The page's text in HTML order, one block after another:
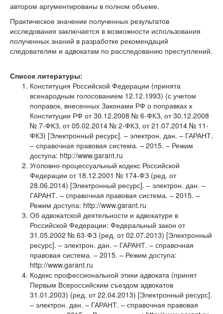
автором аргументированы в полном объеме.
Практическое значение полученных результатов
исследования заключается в возможности использования
полученных знаний в разработке рекомендаций
следователям и адвокатам по расследованию преступлений.
Список литературы:
Конституция Российской Федерации (принята
всенародным голосованием 12.12.1993) (с учетом
поправок, внесенных Законами РФ о поправках к
Конституции РФ от 30.12.2008 № 6-ФКЗ, от 30.12.2008
№ 7-ФКЗ, от 05.02.2014 № 2-ФКЗ, от 21.07.2014 № 11-
ФКЗ) [Электронный ресурс]. – электрон. дан. – ГАРАНТ.
– справочная правовая система. – 2015. – Режим
доступа: http://www.garant.ru
Уголовно-процессуальный кодекс Российской
Федерации от 18.12.2001 № 174-ФЗ (ред. от
28.06.2014) [Электронный ресурс]. – электрон. дан. –
ГАРАНТ. – справочная правовая система. – 2015. –
Режим доступа: http://www.garant.ru
Об адвокатской деятельности и адвокатуре в
Российской Федерации: Федеральный закон от
31.05.2002 № 63-ФЗ (ред. от 02.07.2013) [Электронный
ресурс]. – электрон. дан. – ГАРАНТ. – справочная
правовая система. – 2015. – Режим доступа:
http://www.garant.ru
Кодекс профессиональной этики адвоката (принят
Первым Всероссийским съездом адвокатов
31.01.2003) (ред. от 22.04.2013) [Электронный ресурс].
– электрон. дан. – ГАРАНТ. – справочная правовая